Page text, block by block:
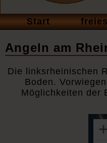
Navigation
überspringen
Start
Angeln am
Die linksrheinischen
Boden.
Möglichkeiten der